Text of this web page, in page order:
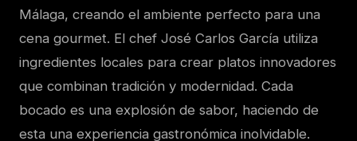
Málaga, creando el ambiente perfecto para una
cena gourmet. El chef José Carlos García utiliza
ingredientes locales para crear platos innovadores
que combinan tradición y modernidad. Cada
bocado es una explosión de sabor, haciendo de
esta una experiencia gastronómica inolvidable.